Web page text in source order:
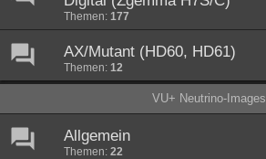
Themen: 177
AX/Mutant (HD60, HD61)
Themen: 12
VU+ Neutrino-Images
Allgemein
Themen: 22